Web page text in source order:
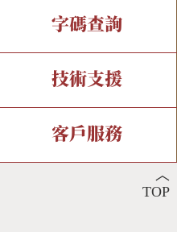
全字庫現況
專有名詞介紹
字碼查詢
部件查詢
注音查詢
技術支援
造字解決方案
轉碼Web Service
客戶服務
︿
TOP